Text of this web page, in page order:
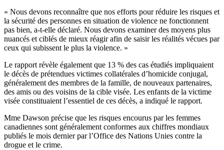
« Nous devons reconnaître que nos efforts pour réduire les risques et
la sécurité des personnes en situation de violence ne fonctionnent
pas bien, a-t-elle déclaré. Nous devons examiner des moyens plus
nuancés et ciblés de mieux réagir afin de saisir les réalités vécues par
ceux qui subissent le plus la violence. »
Le rapport révèle également que 13 % des cas étudiés impliquaient
le décès de prétendues victimes collatérales d’homicide conjugal,
généralement des membres de la famille, de nouveaux partenaires,
des amis ou des voisins de la cible visée. Les enfants de la victime
visée constituaient l’essentiel de ces décès, a indiqué le rapport.
Mme Dawson précise que les risques encourus par les femmes
canadiennes sont généralement conformes aux chiffres mondiaux
publiés le mois dernier par l’Office des Nations Unies contre la
drogue et le crime.